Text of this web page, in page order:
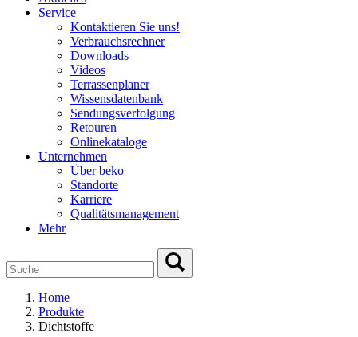
Service
Kontaktieren Sie uns!
Verbrauchsrechner
Downloads
Videos
Terrassenplaner
Wissensdatenbank
Sendungsverfolgung
Retouren
Onlinekataloge
Unternehmen
Über beko
Standorte
Karriere
Qualitätsmanagement
Mehr
Home
Produkte
Dichtstoffe